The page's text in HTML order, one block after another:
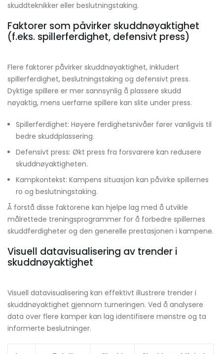
skuddteknikker eller beslutningstaking.
Faktorer som påvirker skuddnøyaktighet
(f.eks. spillerferdighet, defensivt press)
Flere faktorer påvirker skuddnøyaktighet, inkludert
spillerferdighet, beslutningstaking og defensivt press.
Dyktige spillere er mer sannsynlig å plassere skudd
nøyaktig, mens uerfarne spillere kan slite under press.
Spillerferdighet: Høyere ferdighetsnivåer fører vanligvis til
bedre skuddplassering.
Defensivt press: Økt press fra forsvarere kan redusere
skuddnøyaktigheten.
Kampkontekst: Kampens situasjon kan påvirke spillernes
ro og beslutningstaking.
Å forstå disse faktorene kan hjelpe lag med å utvikle
målrettede treningsprogrammer for å forbedre spillernes
skuddferdigheter og den generelle prestasjonen i kampene.
Visuell datavisualisering av trender i
skuddnøyaktighet
Visuell datavisualisering kan effektivt illustrere trender i
skuddnøyaktighet gjennom turneringen. Ved å analysere
data over flere kamper kan lag identifisere mønstre og ta
informerte beslutninger.